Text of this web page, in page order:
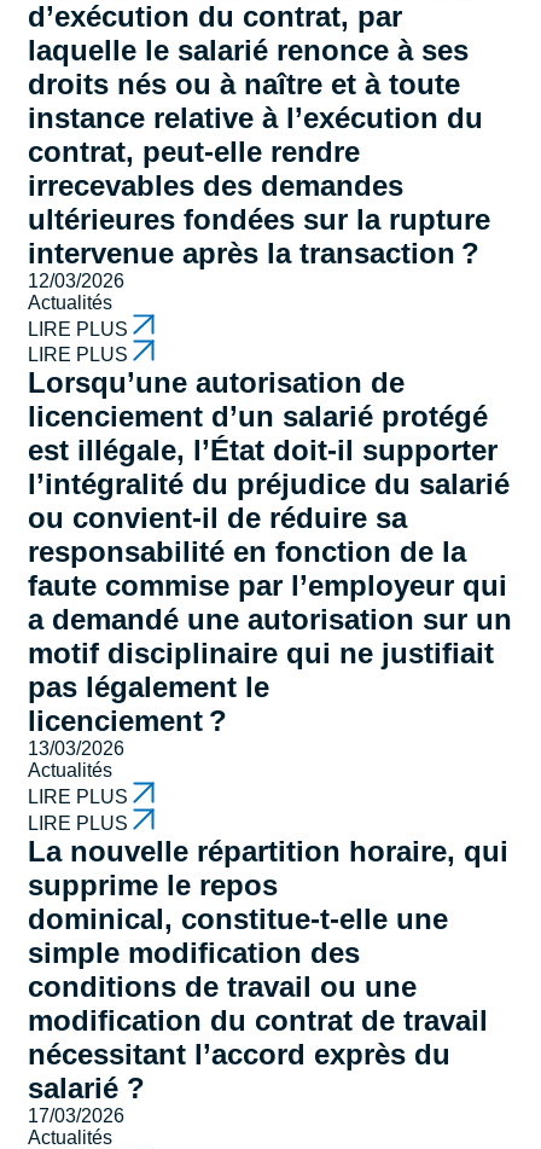
d’exécution du contrat, par
laquelle le salarié renonce à ses
droits nés ou à naître et à toute
instance relative à l’exécution du
contrat, peut-elle rendre
irrecevables des demandes
ultérieures fondées sur la rupture
intervenue après la transaction ?
12/03/2026
Actualités
LIRE PLUS
LIRE PLUS
Lorsqu’une autorisation de
licenciement d’un salarié protégé
est illégale, l’État doit-il supporter
l’intégralité du préjudice du salarié
ou convient-il de réduire sa
responsabilité en fonction de la
faute commise par l’employeur qui
a demandé une autorisation sur un
motif disciplinaire qui ne justifiait
pas légalement le
licenciement ?
13/03/2026
Actualités
LIRE PLUS
LIRE PLUS
La nouvelle répartition horaire, qui
supprime le repos
dominical, constitue-t-elle une
simple modification des
conditions de travail ou une
modification du contrat de travail
nécessitant l’accord exprès du
salarié ?
17/03/2026
Actualités